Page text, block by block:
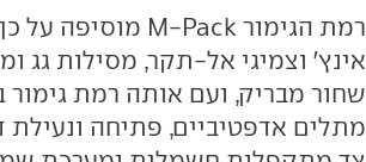
אינץ' וצמיגי אל-תקר, מסילות גג
מתלים אדפטיביים, פתיחה